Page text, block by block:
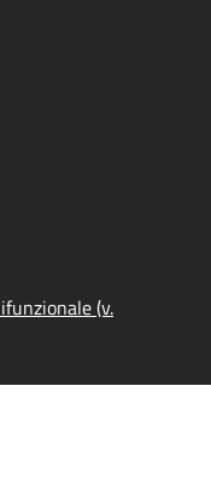
(v.